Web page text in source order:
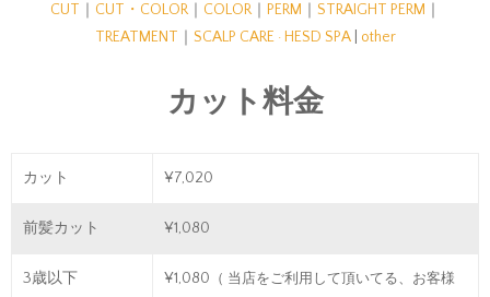
CUT CUT・COLOR｜ COLOR｜ PERM STRAIGHT PERM
TREATMENT
SCALP CARE · HESD SPA| other
カット料金
カット ¥7,020
前髪カット ¥1,080
3歳以下 ¥1,080 （ 当店をご利用して頂いてる、お客様